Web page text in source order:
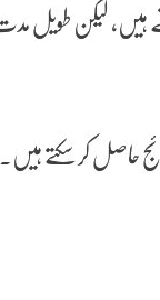
ہیں، لیکن طویل
حاصل کر سکتے